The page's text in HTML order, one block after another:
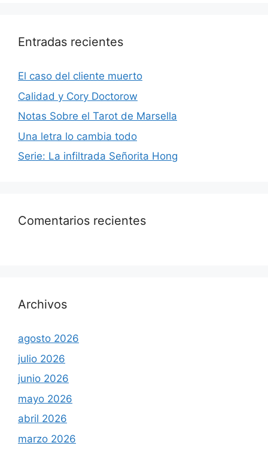
Entradas recientes
El caso del cliente muerto
Calidad y Cory Doctorow
Notas Sobre el Tarot de Marsella
Una letra lo cambia todo
Serie: La infiltrada Señorita Hong
Comentarios recientes
Archivos
agosto 2026
julio 2026
junio 2026
mayo 2026
abril 2026
marzo 2026